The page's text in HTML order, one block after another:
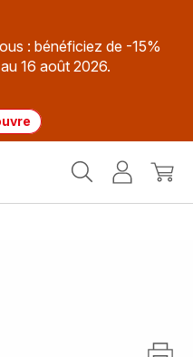
: bénéficiez de -15%
16 août 2026.
MonMon